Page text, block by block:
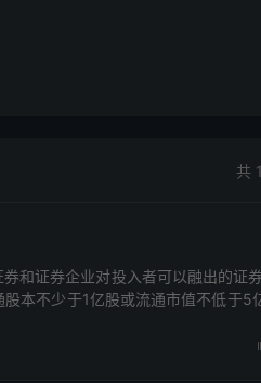
共
和证券企业对投入者可以融出的证
本不少于1亿股或流通市值不低于5